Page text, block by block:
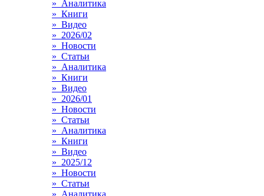
» Аналитика
» Книги
» Видео
» 2026/02
» Новости
» Статьи
» Аналитика
» Книги
» Видео
» 2026/01
» Новости
» Статьи
» Аналитика
» Книги
» Видео
» 2025/12
» Новости
» Статьи
» Аналитика